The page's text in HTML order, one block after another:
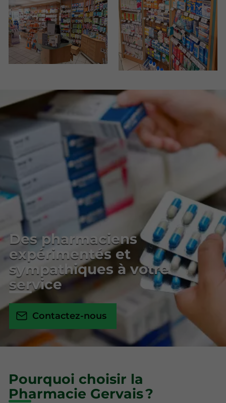
Des pharmaciens
expérimentés et
sympathiques à votre
service
Contactez-nous
Pourquoi choisir la
Pharmacie Gervais ?